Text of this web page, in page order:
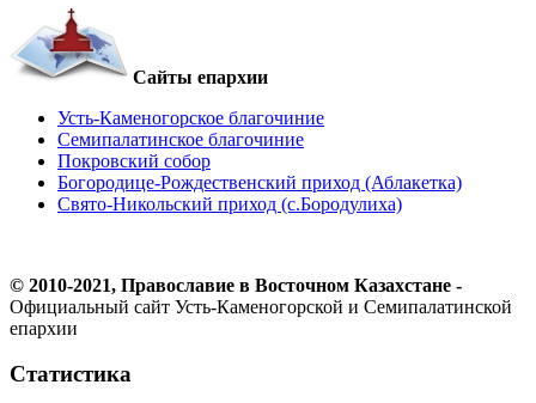
Сайты епархии
Усть-Каменогорское благочиние
Семипалатинское благочиние
Покровский собор
Богородице-Рождественский приход (Аблакетка)
Свято-Никольский приход (с.Бородулиха)
© 2010-2021, Православие в Восточном Казахстане -
Официальный сайт Усть-Каменогорской и Семипалатинской
епархии
Статистика